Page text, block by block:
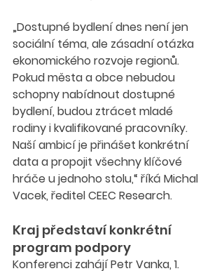
„Dostupné bydlení dnes není jen
sociální téma, ale zásadní otázka
ekonomického rozvoje regionů.
Pokud města a obce nebudou
schopny nabídnout dostupné
bydlení, budou ztrácet mladé
rodiny i kvalifikované pracovníky.
Naší ambicí je přinášet konkrétní
data a propojit všechny klíčové
hráče u jednoho stolu,“ říká Michal
Vacek, ředitel CEEC Research.
Kraj představí konkrétní
program podpory
Konferenci zahájí Petr Vanka, 1.